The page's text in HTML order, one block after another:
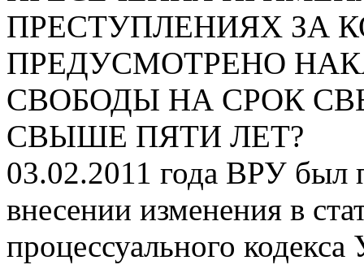
ПРЕСТУПЛЕНИЯХ ЗА
ПРЕДУСМОТРЕНО
СВОБОДЫ НА СРОК
СВЫШЕ ПЯТИ ЛЕТ?
03.02.2011 года ВРУ был
внесении изменения в
процессуального